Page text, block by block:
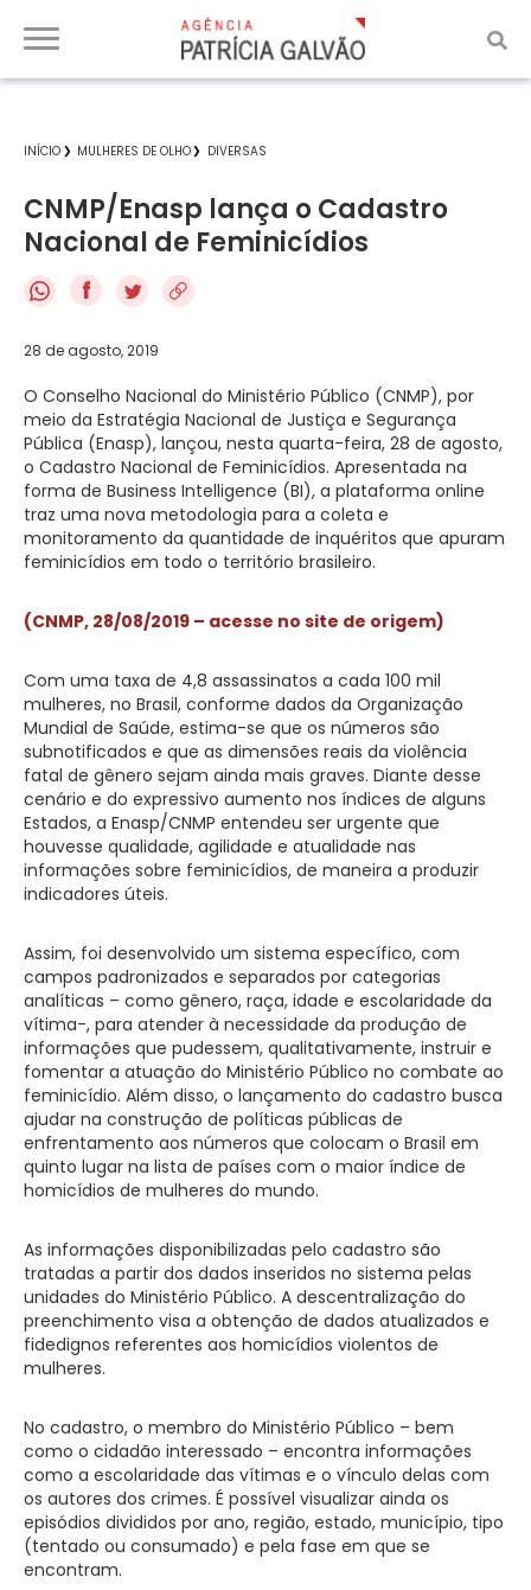
INÍCIO MULHERES DE OLHO DIVERSAS
CNMP/Enasp lança o Cadastro
Nacional de Feminicídios
f
28 de agosto, 2019
O Conselho Nacional do Ministério Público (CNMP), por
meio da Estratégia Nacional de Justiça e Segurança
Pública (Enasp), lançou, nesta quarta-feira, 28 de agosto,
o Cadastro Nacional de Feminicídios. Apresentada na
forma de Business Intelligence (BI), a plataforma online
traz uma nova metodologia para a coleta e
monitoramento da quantidade de inquéritos que apuram
feminicídios em todo o território brasileiro.
(CNMP, 28/08/2019 – acesse no site de origem)
Com uma taxa de 4,8 assassinatos a cada 100 mil
mulheres, no Brasil, conforme dados da Organização
Mundial de Saúde, estima-se que os números são
subnotificados e que as dimensões reais da violência
fatal de gênero sejam ainda mais graves. Diante desse
cenário e do expressivo aumento nos índices de alguns
Estados, a Enasp/CNMP entendeu ser urgente que
houvesse qualidade, agilidade e atualidade nas
informações sobre feminicídios, de maneira a produzir
indicadores úteis.
Assim, foi desenvolvido um sistema específico, com
campos padronizados e separados por categorias
analíticas – como gênero, raça, idade e escolaridade da
vítima-, para atender à necessidade da produção de
informações que pudessem, qualitativamente, instruir e
fomentar a atuação do Ministério Público no combate ao
feminicídio. Além disso, o lançamento do cadastro busca
ajudar na construção de políticas públicas de
enfrentamento aos números que colocam o Brasil em
quinto lugar na lista de países com o maior índice de
homicídios de mulheres do mundo.
As informações disponibilizadas pelo cadastro são
tratadas a partir dos dados inseridos no sistema pelas
unidades do Ministério Público. A descentralização do
preenchimento visa a obtenção de dados atualizados e
fidedignos referentes aos homicídios violentos de
mulheres.
No cadastro, o membro do Ministério Público – bem
como o cidadão interessado – encontra informações
como a escolaridade das vítimas e o vínculo delas com
os autores dos crimes. É possível visualizar ainda os
episódios divididos por ano, região, estado, município, tipo
(tentado ou consumado) e pela fase em que se
encontram.